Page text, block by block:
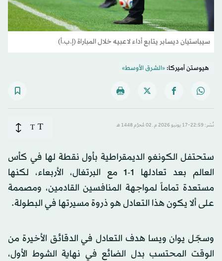
سيباستيان ديسابر يتابع أداء لاعبيه خلال المباراة (إ.ب.أ)
هيوستن أميركا:«الشرق الأوسط»
نُشر: 22:59-17 يونيو 2026 م ـ 02 مُحرَّم 1448 هـ T
T
ستحتفل الكونغو الديمقراطية بأول نقطة لها في كأس
العالم بعد تعادلها 1-1 مع البرتغال، الأربعاء، لكنها
مستعدة تماماً لمواجهة المنافسين القادمين، ومصممة
على ألا يكون هذا التعادل هو ذروة مسيرتها في البطولة.
وسجّل يوان ويسا هدف التعادل في الدقائق الأخيرة من
الوقت المحتسب بدل الضائع في نهاية الشوط الأول،